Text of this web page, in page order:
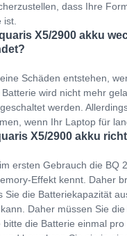
dass Ihre
X5/2900 akku
Schäden entstehen,
wird nicht mehr
werden.
wenn Ihr Laptop für
X5/2900 akku
ersten Gebrauch die
Effekt kennt. Daher
Sie die Batteriekapazität
Daher müssen Sie
die Batterie einmal